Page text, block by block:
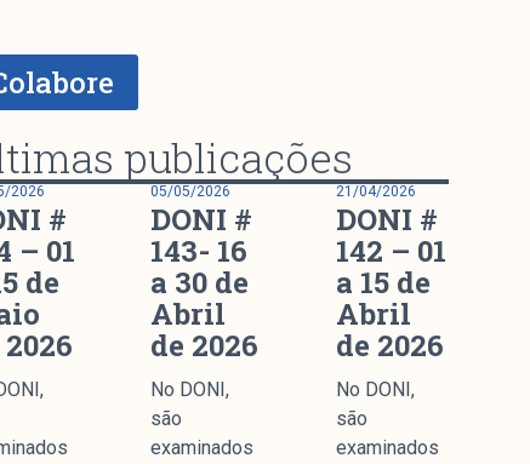
publicações
2026
#
– 01
de
05/05/2026
DONI #
143- 16
a 30 de
Abril
de 2026
No DONI,
são
examinados
21/04/2026
DONI #
142 – 01
a 15 de
Abril
de 2026
No DONI,
são
examinados